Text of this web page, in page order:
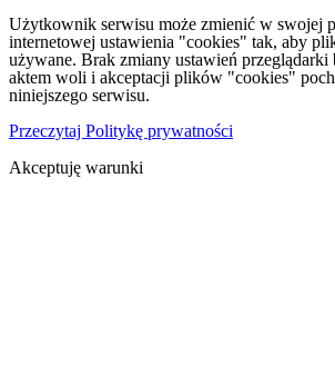
Użytkownik serwisu może zmienić w swojej
internetowej ustawienia "cookies" tak, aby
używane. Brak zmiany ustawień przeglądarki
aktem woli i akceptacji plików "cookies"
niniejszego serwisu.
Przeczytaj Politykę prywatności
Akceptuję warunki